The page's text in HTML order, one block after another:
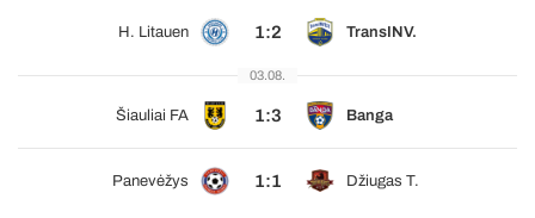
H. Litauen 1:2 TransINV.
03.08.
Šiauliai FA 1:3 Banga
Panevėžys 1:1 Džiugas T.